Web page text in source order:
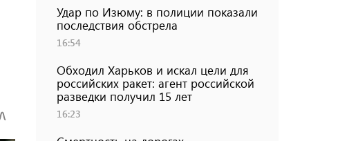
Удар по Изюму: в полиции показали
последствия обстрела
16:54
Обходил Харьков и искал цели для
российских ракет: агент российской
разведки получил 15 лет
16:23